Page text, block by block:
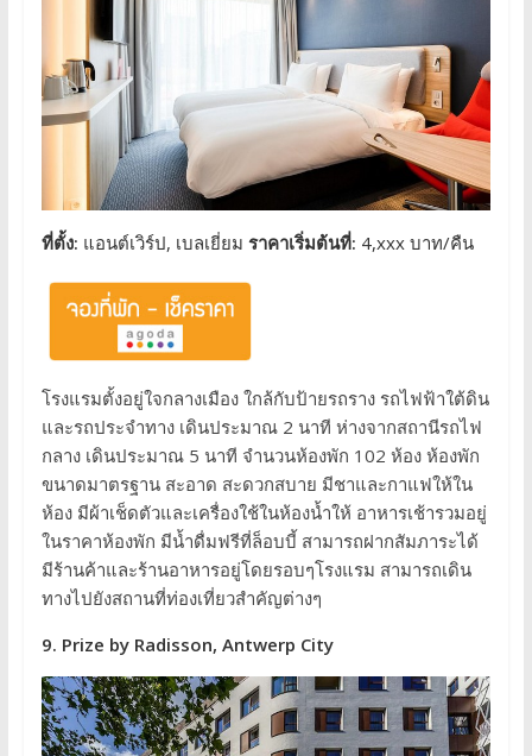
ที่ตั้ง: แอนต์เวิร์ป, เบลเยี่ยม ราคาเริ่มต้นที่: 4,xxx บาท/คืน
โรงแรมตั้งอยู่ใจกลางเมือง ใกล้กับป้ายรถราง รถไฟฟ้าใต้ดิน
และรถประจำทาง เดินประมาณ 2 นาที ห่างจากสถานีรถไฟ
กลาง เดินประมาณ 5 นาที จำนวนห้องพัก 102 ห้อง ห้องพัก
ขนาดมาตรฐาน สะอาด สะดวกสบาย มีชาและกาแฟให้ใน
ห้อง มีผ้าเช็ดตัวและเครื่องใช้ในห้องน้ำให้ อาหารเช้ารวมอยู่
ในราคาห้องพัก มีน้ำดื่มฟรีที่ล็อบบี้ สามารถฝากสัมภาระได้
มีร้านค้าและร้านอาหารอยู่โดยรอบๆโรงแรม สามารถเดิน
ทางไปยังสถานที่ท่องเที่ยวสำคัญต่างๆ
9. Prize by Radisson, Antwerp City